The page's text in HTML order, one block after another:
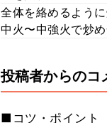
全体を絡めるよう
中火〜中強火で炒め
投稿者からのコ
■コツ・ポイント